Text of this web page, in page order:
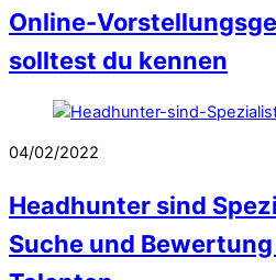
Online-
solltest du kennen
04/02/2022
Headhunter sind
Suche und